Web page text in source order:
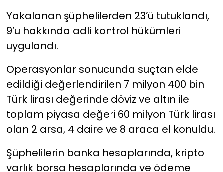
Yakalanan şüphelilerden 23’ü tutuklandı,
9’u hakkında adli kontrol hükümleri
uygulandı.
Operasyonlar sonucunda suçtan elde
edildiği değerlendirilen 7 milyon 400 bin
Türk lirası değerinde döviz ve altın ile
toplam piyasa değeri 60 milyon Türk lirası
olan 2 arsa, 4 daire ve 8 araca el konuldu.
Şüphelilerin banka hesaplarında, kripto
varlık borsa hesaplarında ve ödeme